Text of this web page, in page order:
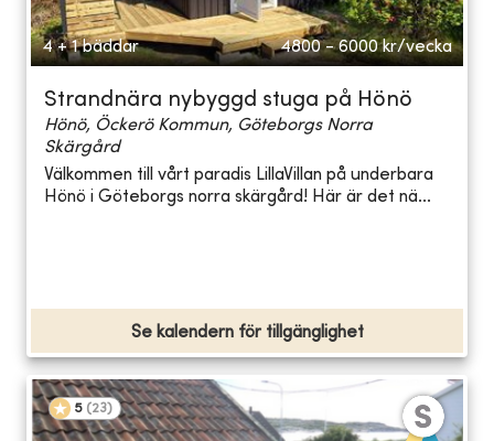
4 + 1 bäddar 4800 - 6000 kr/vecka
Strandnära nybyggd stuga på Hönö
Hönö, Öckerö Kommun, Göteborgs Norra
Skärgård
Välkommen till vårt paradis LillaVillan på underbara
Hönö i Göteborgs norra skärgård! Här är det nä...
Se kalendern för tillgänglighet
5 (23)